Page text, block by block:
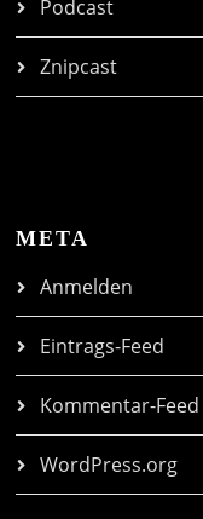
Podcast
Znipcast
META
Anmelden
Eintrags-Feed
Kommentar-Feed
WordPress.org